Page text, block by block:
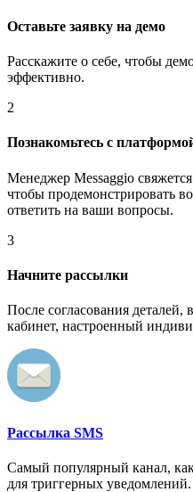
Оставьте заявку на демо
Расскажите о себе, чтобы
эффективно.
2
Познакомьтесь с
Менеджер Messaggio
чтобы продемонстрировать
ответить на ваши вопросы.
3
Начните рассылки
После согласования
кабинет, настроенный
Рассылка SMS
Самый популярный канал,
для триггерных уведомлений.